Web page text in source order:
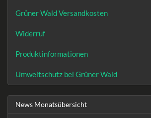
Grüner Wald Versandkosten
Widerruf
Produktinformationen
Umweltschutz bei Grüner Wald
News Monatsübersicht